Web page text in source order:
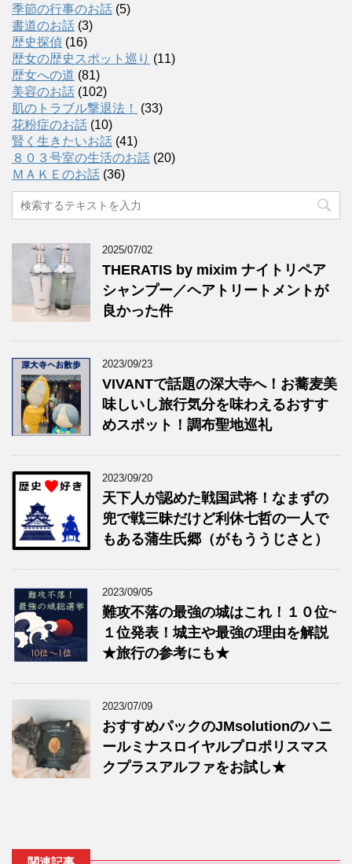
季節の行事のお話 (5)
書道のお話 (3)
歴史探偵 (16)
歴女の歴史スポット巡り (11)
歴女への道 (81)
美容のお話 (102)
肌のトラブル撃退法！
(33)
花粉症のお話 (10)
賢く生きたいお話 (41)
８０３号室の生活のお話 (20)
ＭＡＫＥのお話 (36)
2025/07/02
THERATIS by mixim ナイトリペア
シャンプー／ヘアトリートメントが
良かった件
2023/09/23
VIVANTで話題の深大寺へ！お蕎麦美
味しいし旅行気分を味わえるおすす
めスポット！調布聖地巡礼
2023/09/20
天下人が認めた戦国武将！なまずの
兜で戦三昧だけど利休七哲の一人で
もある蒲生氏郷（がもううじさと）
2023/09/05
難攻不落の最強の城はこれ！１０位~
１位発表！城主や最強の理由を解説
★旅行の参考にも★
2023/07/09
おすすめパックのJMsolutionのハニ
ールミナスロイヤルプロポリスマス
クプラスアルファをお試し★